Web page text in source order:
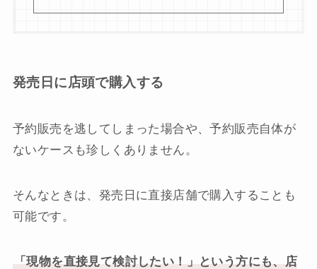
発売日に店頭で購入する
予約販売を逃してしまった場合や、予約販売自体が
ないケースも珍しくありません。
そんなときは、発売日に直接店舗で購入することも
可能です。
「現物を直接見て検討したい！」という方にも、店